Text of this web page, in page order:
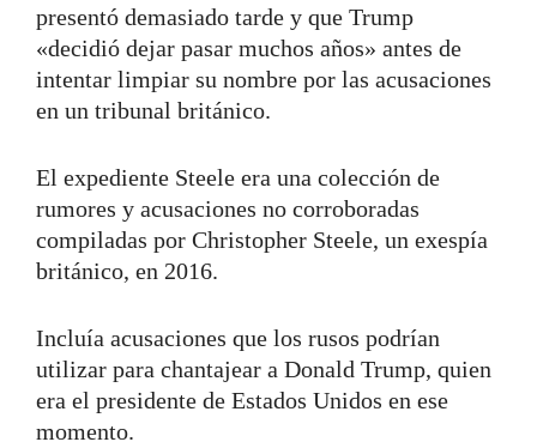
presentó demasiado tarde y que Trump
«decidió dejar pasar muchos años» antes de
intentar limpiar su nombre por las acusaciones
en un tribunal británico.
El expediente Steele era una colección de
rumores y acusaciones no corroboradas
compiladas por Christopher Steele, un exespía
británico, en 2016.
Incluía acusaciones que los rusos podrían
utilizar para chantajear a Donald Trump, quien
era el presidente de Estados Unidos en ese
momento.